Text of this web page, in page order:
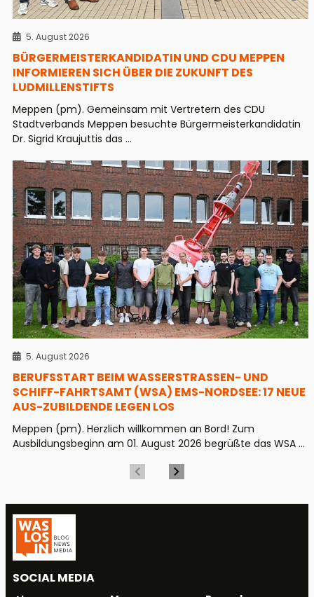
5. August 2026
BÜRGERMEISTERKANDIDATIN UND CDU MEPPEN
INFORMIEREN SICH ÜBER DIE ZUKUNFT DES
LUDMILLENSTIFTS
Meppen (pm). Gemeinsam mit Vertretern des CDU
Stadtverbands Meppen besuchte Bürgermeisterkandidatin
Dr. Sigrid Kraujuttis das ...
5. August 2026
BERUFSSTART BEIM WASSERSTRASSEN- UND S
CHIFF-FAHRTSAMT (WSA) EMS-NORDSEE: 17 NEUE A
US-ZUBILDENDE LEGEN LOS
Meppen (pm). Herzlich willkommen an Bord! Zum
Ausbildungsbeginn am 01. August 2026 begrüßte das WSA ...
SOCIAL MEDIA